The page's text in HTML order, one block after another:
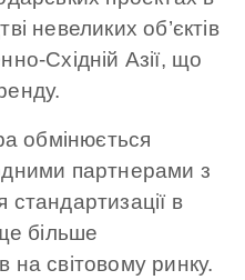
невеликих об’єктів
Східній Азії, що
обмінюється
партнерами з
в
більше
на світовому ринку.